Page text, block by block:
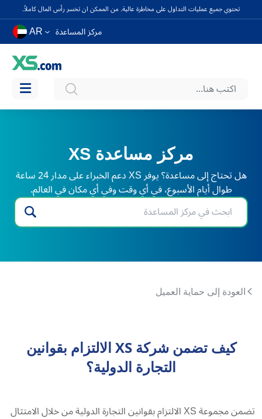
تحتوي جميع عمليات التداول على مخاطرة عالية. من الممكن ان تخسر رأس المال كاملاً.
مركز المساعدة AR
مركز مساعدة XS
هل تحتاج إلى مساعدة؟ يوفر XS دعم الخبراء على مدار 24 ساعة
طوال أيام الأسبوع، في أي وقت وفي أي مكان في العالم.
العودة إلى حماية العميل
كيف تضمن شركة XS الالتزام بقوانين
التجارة الدولية؟
تضمن مجموعة XS الالتزام بقوانين التجارة الدولية من خلال الامتثال